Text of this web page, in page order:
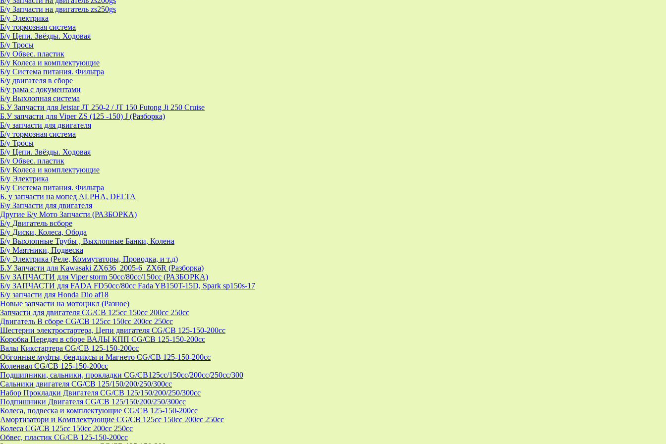
Б/у Запчасти на двигатель zs250gs
Б/у Электрика
Б/у тормозная система
Б/у Цепи. Звёзды. Ходовая
Б/у Тросы
Б/у Обвес. пластик
Б/у Колеса и комплектующие
Б/у Система питания. Фильтра
Б/у двигателя в сборе
Б/у рама с документами
Б/у Выхлопная система
Б.У Запчасти для Jetstar JT 250-2 / JT 150 Futong Ji 250 Cruise
Б.У запчасти для Viper ZS (125 -150) J (Разборка)
Б/у запчасти для двигателя
Б/у тормозная система
Б/у Тросы
Б/у Цепи. Звёзды. Ходовая
Б/у Обвес. пластик
Б/у Колеса и комплектующие
Б/у Электрика
Б/у Система питания. Фильтра
Б. у запчасти на мопед ALPHA, DELTA
Б\у Запчасти для двигателя
Другие Б/у Мото Запчасти (РАЗБОРКА)
Б/у Двигатель всборе
Б/у Диски, Колеса, Обода
Б/у Выхлопные Трубы , Выхлопные Банки, Колена
Б/у Маятники, Подвеска
Б/у Электрика (Реле, Коммутаторы, Проводка, и т.д)
Б.У Запчасти для Kawasaki ZX636_2005-6_ZX6R (Разборка)
Б/у ЗАПЧАСТИ для Viper storm 50cc/80cc/150cc (РАЗБОРКА)
Б/у ЗАПЧАСТИ для FADA FD50cc/80cc Fada YB150T-15D, Spark sp150s-17
Б/у запчасти для Honda Dio af18
Новые запчасти на мотоцикл (Разное)
Запчасти для двигателя CG/CB 125cc 150cc 200cc 250cc
Двигатель В сборе CG/CB 125cc 150cc 200cc 250cc
Шестерни электростартера, Цепи двигателя CG/CB 125-150-200cc
Коробка Передач в сборе ВАЛЫ КПП CG/CB 125-150-200cc
Валы Кикстартера CG/CB 125-150-200cc
Обгонные муфты, бендиксы и Магнето CG/CB 125-150-200cc
Коленвал CG/CB 125-150-200cc
Подшипники, сальники, прокладки CG/CB125сс/150cc/200cc/250cc/300
Сальники двигателя CG/CB 125/150/200/250/300cc
Набор Прокладки Двигателя CG/CB 125/150/200/250/300cc
Подпишники Двигателя CG/CB 125/150/200/250/300cc
Колеса, подвеска и комплектующие CG/CB 125-150-200cc
Амортизатори и Комплектующие CG/CB 125cc 150cc 200cc 250cc
Колеса CG/CB 125cc 150cc 200cc 250cc
Обвес, пластик CG/CB 125-150-200cc